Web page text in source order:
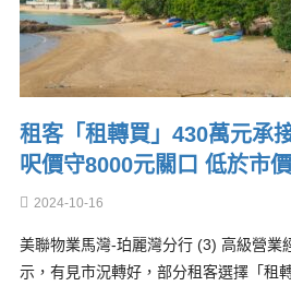
租客「租轉買」430萬元承
呎價守8000元關口 低於市價
2024-10-16
美聯物業馬灣-珀麗灣分行 (3) 高級營業
示，有見市況轉好，部分租客選擇「租